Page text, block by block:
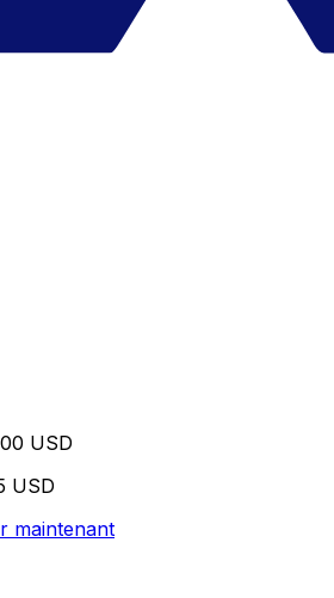
USD
USD
maintenant